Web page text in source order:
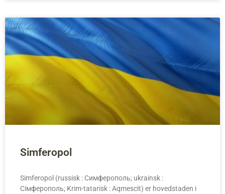
Simferopol
Simferopol (russisk : Симферополь; ukrainsk :
Сімферополь; Krim-tatarisk : Aqmescit) er hovedstaden i